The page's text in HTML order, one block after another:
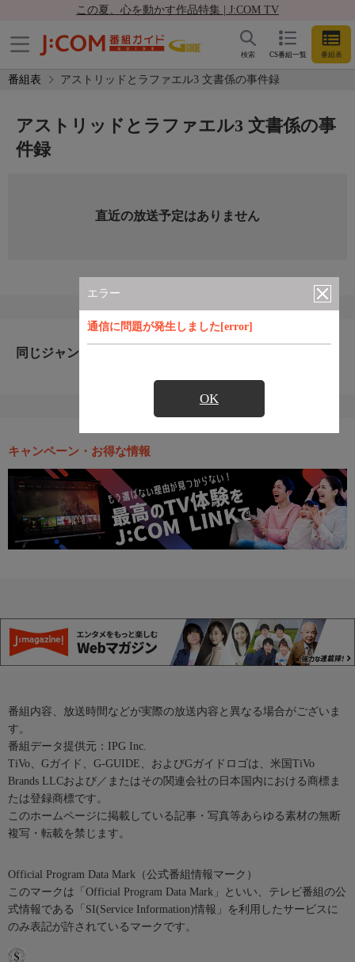
この夏、心を動かす作品特集 | J:COM TV
CS番組一覧 番組表
検索
番組表 アストリッドとラファエル3 文書係の事件録
エラー
通信に問題が発生しました[error]
OK
アストリッドとラファエル3 文書係の事
件録
直近の放送予定はありません
同じジャンルのおすすめ番組
キャンペーン・お得な情報
番組内容、放送時間などが実際の放送内容と異なる場合がございま
す。
番組データ提供元：IPG Inc.
TiVo、Gガイド、G-GUIDE、およびGガイドロゴは、米国TiVo
Brands LLCおよび／またはその関連会社の日本国内における商標ま
たは登録商標です。
このホームページに掲載している記事・写真等あらゆる素材の無断
複写・転載を禁じます。
Official Program Data Mark（公式番組情報マーク）
このマークは「Official Program Data Mark」といい、テレビ番組の公
式情報である「SI(Service Information)情報」を利用したサービスに
のみ表記が許されているマークです。